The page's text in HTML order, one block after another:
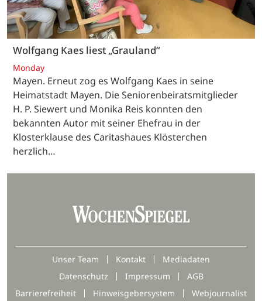
Wolfgang Kaes liest „Grauland“
Monday
Mayen. Erneut zog es Wolfgang Kaes in seine
Heimatstadt Mayen. Die Seniorenbeiratsmitglieder
H. P. Siewert und Monika Reis konnten den
bekannten Autor mit seiner Ehefrau in der
Klosterklause des Caritashaues Klösterchen
herzlich…
Unser Team Kontakt
Mediadaten
Datenschutz
Impressum
AGB
Barrierefreiheit
Hinweisgebersystem Webjournalist